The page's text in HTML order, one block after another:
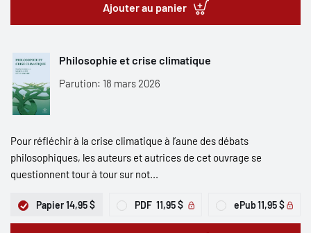
Ajouter au panier
Philosophie et crise climatique
Parution: 18 mars 2026
Pour réfléchir à la crise climatique à l’aune des débats
philosophiques, les auteurs et autrices de cet ouvrage se
questionnent tour à tour sur not...
Papier14,95 $ PDF 11,95 $ ePub11,95 $